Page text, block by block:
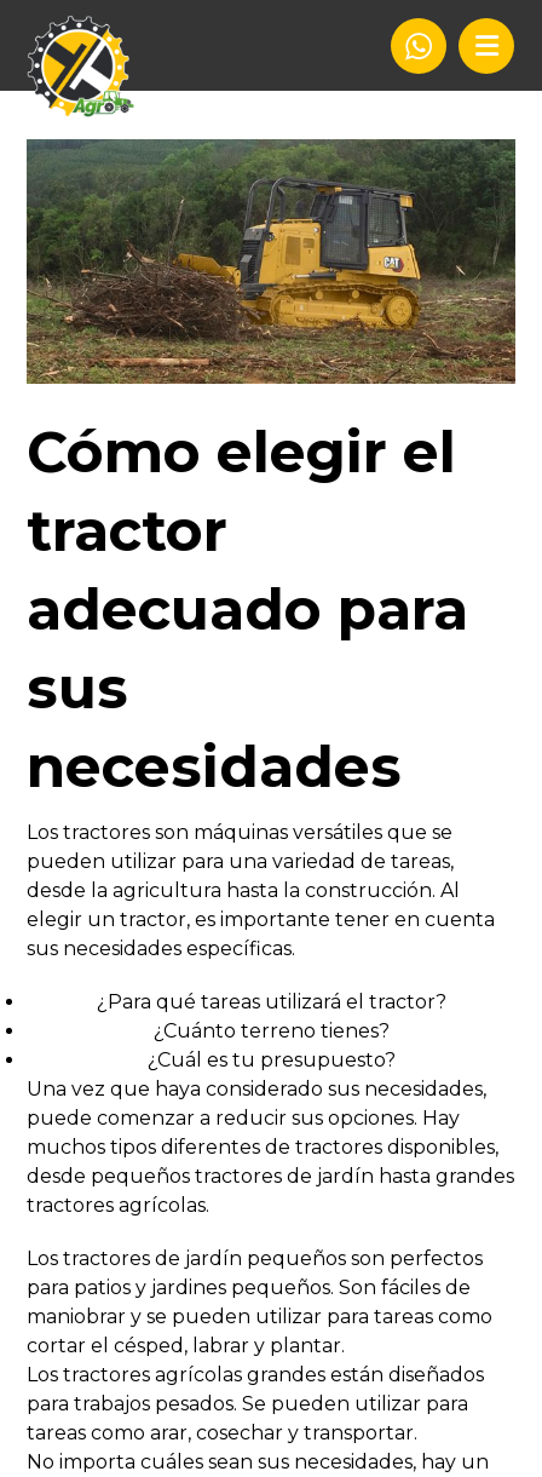
Cómo elegir el
tractor
adecuado para
sus
necesidades
Los tractores son máquinas versátiles que se
pueden utilizar para una variedad de tareas,
desde la agricultura hasta la construcción. Al
elegir un tractor, es importante tener en cuenta
sus necesidades específicas.
¿Para qué tareas utilizará el tractor?
¿Cuánto terreno tienes?
¿Cuál es tu presupuesto?
Una vez que haya considerado sus necesidades,
puede comenzar a reducir sus opciones. Hay
muchos tipos diferentes de tractores disponibles,
desde pequeños tractores de jardín hasta grandes
tractores agrícolas.
Los tractores de jardín pequeños son perfectos
para patios y jardines pequeños. Son fáciles de
maniobrar y se pueden utilizar para tareas como
cortar el césped, labrar y plantar.
Los tractores agrícolas grandes están diseñados
para trabajos pesados. Se pueden utilizar para
tareas como arar, cosechar y transportar.
No importa cuáles sean sus necesidades, hay un